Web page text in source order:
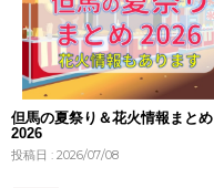
但馬の夏祭り＆花火情報まとめ
2026
投稿日 : 2026/07/08